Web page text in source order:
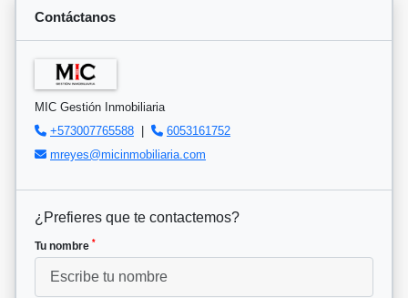
Contáctanos
MIC Gestión Inmobiliaria
+573007765588 |
6053161752
mreyes@micinmobiliaria.com
¿Prefieres que te contactemos?
Tu nombre *